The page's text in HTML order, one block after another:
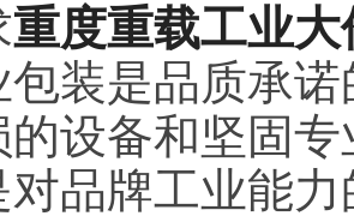
重度重载工业
装是品质承
的设备和坚固
品牌工业能